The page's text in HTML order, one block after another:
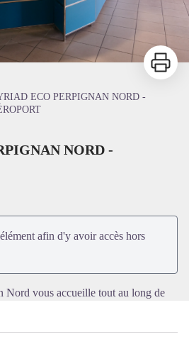
Imprimer
ECO PERPIGNAN NORD -
NORD -
afin d'y avoir accès hors
vous accueille tout au long de